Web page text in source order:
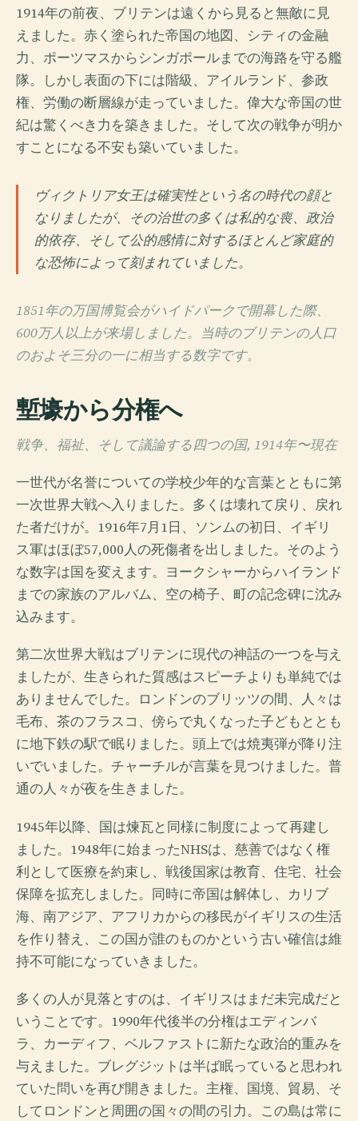
1914年の前夜、ブリテンは遠くから見ると無敵に見
えました。赤く塗られた帝国の地図、シティの金融
力、ポーツマスからシンガポールまでの海路を守る艦
隊。しかし表面の下には階級、アイルランド、参政
権、労働の断層線が走っていました。偉大な帝国の世
紀は驚くべき力を築きました。そして次の戦争が明か
すことになる不安も築いていました。
ヴィクトリア女王は確実性という名の時代の顔と
なりましたが、その治世の多くは私的な喪、政治
的依存、そして公的感情に対するほとんど家庭的
な恐怖によって刻まれていました。
1851年の万国博覧会がハイドパークで開幕した際、
600万人以上が来場しました。当時のブリテンの人口
のおよそ三分の一に相当する数字です。
塹壕から分権へ
戦争、福祉、そして議論する四つの国, 1914年〜現在
一世代が名誉についての学校少年的な言葉とともに第
一次世界大戦へ入りました。多くは壊れて戻り、戻れ
た者だけが。1916年7月1日、ソンムの初日、イギリ
ス軍はほぼ57,000人の死傷者を出しました。そのよう
な数字は国を変えます。ヨークシャーからハイランド
までの家族のアルバム、空の椅子、町の記念碑に沈み
込みます。
第二次世界大戦はブリテンに現代の神話の一つを与え
ましたが、生きられた質感はスピーチよりも単純では
ありませんでした。ロンドンのブリッツの間、人々は
毛布、茶のフラスコ、傍らで丸くなった子どもととも
に地下鉄の駅で眠りました。頭上では焼夷弾が降り注
いでいました。チャーチルが言葉を見つけました。普
通の人々が夜を生きました。
1945年以降、国は煉瓦と同様に制度によって再建し
ました。1948年に始まったNHSは、慈善ではなく権
利として医療を約束し、戦後国家は教育、住宅、社会
保障を拡充しました。同時に帝国は解体し、カリブ
海、南アジア、アフリカからの移民がイギリスの生活
を作り替え、この国が誰のものかという古い確信は維
持不可能になっていきました。
多くの人が見落とすのは、イギリスはまだ未完成だと
いうことです。1990年代後半の分権はエディンバ
ラ、カーディフ、ベルファストに新たな政治的重みを
与えました。ブレグジットは半ば眠っていると思われ
ていた問いを再び開きました。主権、国境、貿易、そ
してロンドンと周囲の国々の間の引力。この島は常に